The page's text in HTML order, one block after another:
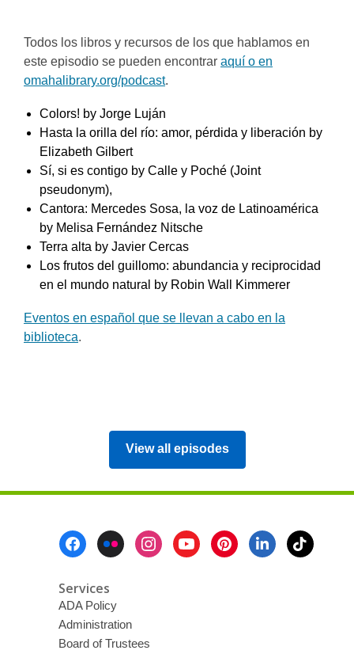
Todos los libros y recursos de los que hablamos en
este episodio se pueden encontrar aquí o en
omahalibrary.org/podcast.
Colors! by Jorge Luján
Hasta la orilla del río: amor, pérdida y liberación by
Elizabeth Gilbert
Sí, si es contigo by Calle y Poché (Joint
pseudonym),
Cantora: Mercedes Sosa, la voz de Latinoamérica
by Melisa Fernández Nitsche
Terra alta by Javier Cercas
Los frutos del guillomo: abundancia y reciprocidad
en el mundo natural by Robin Wall Kimmerer
Eventos en español que se llevan a cabo en la
biblioteca.
View all episodes,
opens
Services
ADA Policy
Administration
Board of Trustees